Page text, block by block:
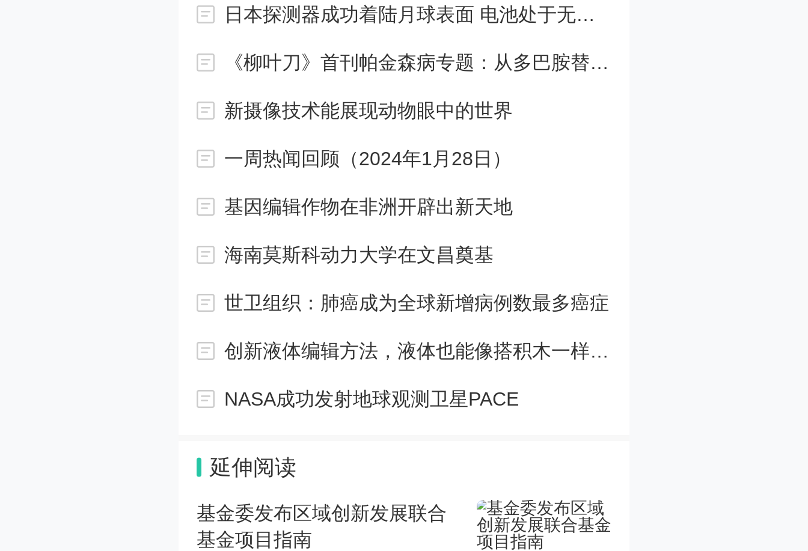
集体行动。”他补充说，在过去的27年，政府没能
让医学院扩招一个人，增加医生数量对于防止基
本医疗服务崩溃至关重要。
由于大量医生离岗，一些医院推迟和取消了部分
府谁对谁错，但无论如何至少要让病人得到治
疗。”
韩国政府和医疗界的对峙愈演愈烈，这并不是第
一次，2020年新冠疫情暴发后，韩国医界也因医
疗界各执一词、矛盾难解，在少子老龄化加剧的
来越突出的难题。
日本探测器成功着陆月球表面 电池处于无法发电状态
《柳叶刀》首刊帕金森病专题：从多巴胺替代进入疾病修正时代
新摄像技术能展现动物眼中的世界
一周热闻回顾（2024年1月28日）
基因编辑作物在非洲开辟出新天地
海南莫斯科动力大学在文昌奠基
世卫组织：肺癌成为全球新增病例数最多癌症
创新液体编辑方法，液体也能像搭积木一样组装
NASA成功发射地球观测卫星PACE
延伸阅读
基金委发布区域创新发展联合
基金项目指南